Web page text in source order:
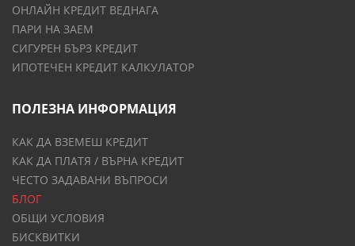
ОНЛАЙН КРЕДИТ ВЕДНАГА
ПАРИ НА ЗАЕМ
СИГУРЕН БЪРЗ КРЕДИТ
ИПОТЕЧЕН КРЕДИТ КАЛКУЛАТОР
ПОЛЕЗНА ИНФОРМАЦИЯ
КАК ДА ВЗЕМЕШ КРЕДИТ
КАК ДА ПЛАТЯ / ВЪРНА КРЕДИТ
ЧЕСТО ЗАДАВАНИ ВЪПРОСИ
БЛОГ
ОБЩИ УСЛОВИЯ
БИСКВИТКИ